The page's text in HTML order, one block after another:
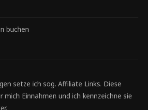
buchen
setze ich sog. Affiliate Links. Diese
mich Einnahmen und ich kennzeichne sie